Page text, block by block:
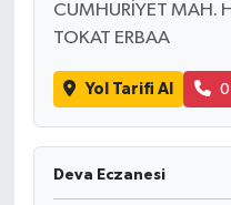
CUMHURİYET MAH.
TOKAT ERBAA
Yol Tarifi Al
Deva Eczanesi